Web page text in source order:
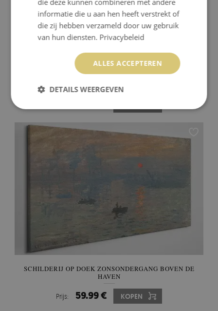
SCHILDERIJ OP DOEK ZONSONDERGANG BOVEN DE
HAVEN
Prijs: 59.99 € KOPEN
die deze kunnen combineren met andere
informatie die u aan hen heeft verstrekt of
die zij hebben verzameld door uw gebruik
van hun diensten. Privacybeleid
ALLES ACCEPTEREN
DETAILS WEERGEVEN